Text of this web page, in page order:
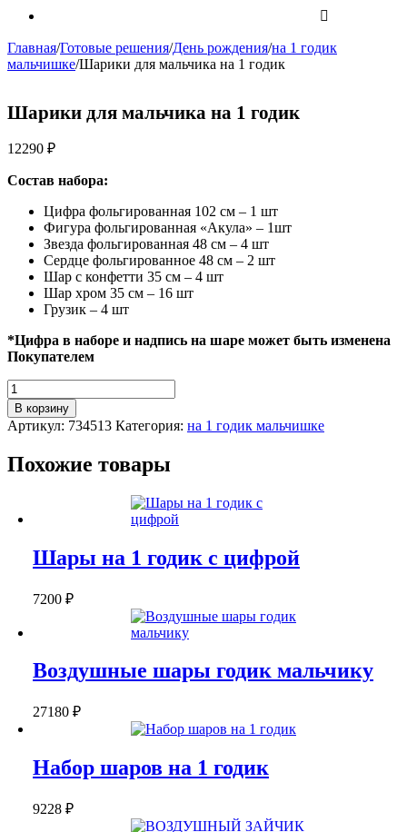
Главная/Готовые решения/День рождения/на 1 годик
мальчишке/Шарики для мальчика на 1 годик
Шарики для мальчика на 1 годик
12290 ₽
Состав набора:
Цифра фольгированная 102 см – 1 шт
Фигура фольгированная «Акула» – 1шт
Звезда фольгированная 48 см – 4 шт
Сердце фольгированное 48 см – 2 шт
Шар с конфетти 35 см – 4 шт
Шар хром 35 см – 16 шт
Грузик – 4 шт
*Цифра в наборе и надпись на шаре может быть изменена
Покупателем
Количество
Шарики
для
мальчика
1
В корзину
Артикул: 734513 Категория: на 1 годик мальчишке
Похожие товары
Шары на 1 годик с цифрой
7200 ₽
Воздушные шары годик мальчику
27180 ₽
Набор шаров на 1 годик
9228 ₽